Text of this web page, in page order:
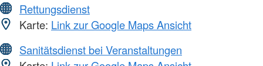
Rettungsdienst
Karte: Link zur Google Maps Ansicht
Sanitätsdienst bei Veranstaltungen